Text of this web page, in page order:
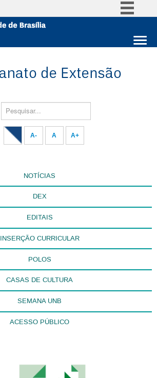
Acesso à informação
Estude na UnB
Pesquisar...
A- A A+
NOTÍCIAS
DEX
EDITAIS
INSERÇÃO CURRICULAR
POLOS
CASAS DE CULTURA
SEMANA UNB
ACESSO PÚBLICO